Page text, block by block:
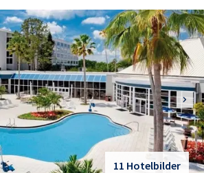
11 Hotelbilder